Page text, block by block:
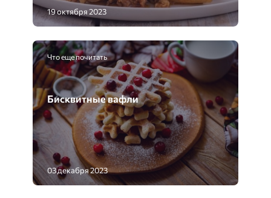
19 октября 2023
Что еще почитать
Бисквитные вафли
03 декабря 2023